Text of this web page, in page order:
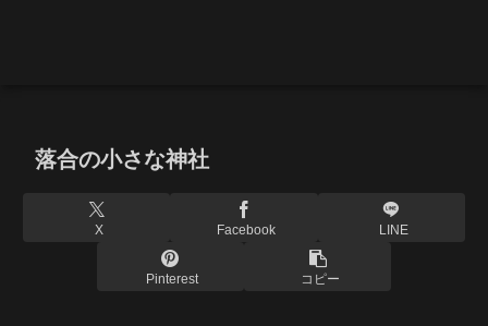
落合の小さな神社
X Facebook LINE
Pinterest コピー